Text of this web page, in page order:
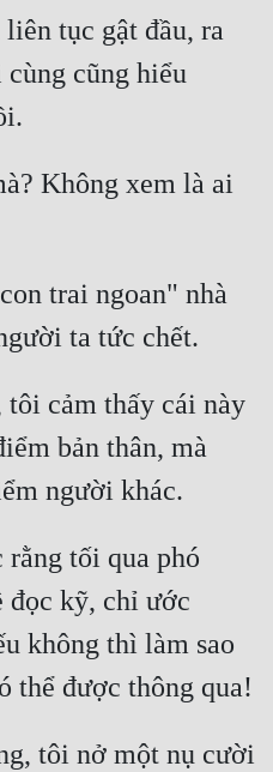
tục gật đầu, ra
cũng hiểu
Không xem là ai
trai ngoan" nhà
tôi cảm thấy cái này
bản thân, mà
tối qua phó
đọc kỹ, chỉ ước
không thì làm sao
tôi nở một nụ cười